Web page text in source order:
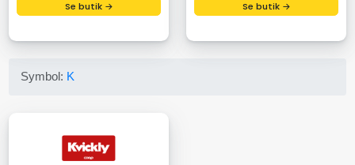
Se butik → Se butik →
Symbol: K